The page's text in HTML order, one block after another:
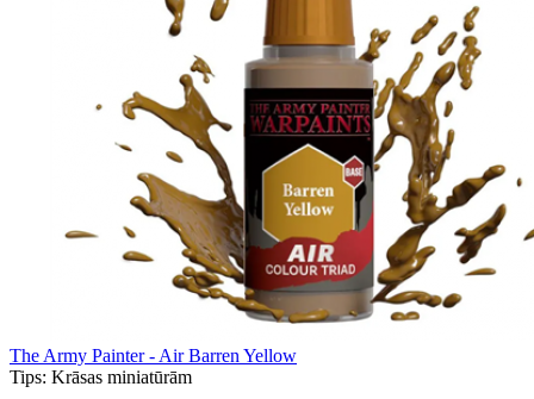
The Army Painter - Air Barren Yellow
Tips: Krāsas miniatūrām